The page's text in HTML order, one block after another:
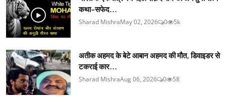
कथा-सफेद...
Sharad MishraMay 02, 2026 0 5k
अतीक अहमद के बेटे आबान अहमद की मौत, डिवाइडर से
टकराई कार...
Sharad MishraAug 06, 2026 0 58